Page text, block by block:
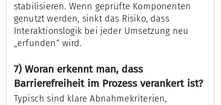
stabilisieren. Wenn geprüfte Komponenten
genutzt werden, sinkt das Risiko, dass
Interaktionslogik bei jeder Umsetzung neu
„erfunden“ wird.
7) Woran erkennt man, dass
Barrierefreiheit im Prozess verankert ist?
Typisch sind klare Abnahmekriterien,